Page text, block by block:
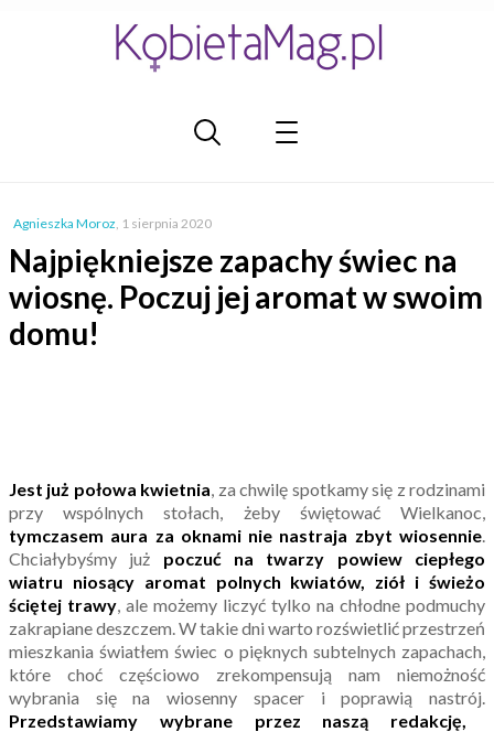
Agnieszka Moroz, 1 sierpnia 2020
Najpiękniejsze zapachy świec na
wiosnę. Poczuj jej aromat w swoim
domu!
Jest już połowa kwietnia, za chwilę spotkamy się z rodzinami
przy wspólnych stołach, żeby świętować Wielkanoc,
tymczasem aura za oknami nie nastraja zbyt wiosennie.
Chciałybyśmy już poczuć na twarzy powiew ciepłego
wiatru niosący aromat polnych kwiatów, ziół i świeżo
ściętej trawy, ale możemy liczyć tylko na chłodne podmuchy
zakrapiane deszczem. W takie dni warto rozświetlić przestrzeń
mieszkania światłem świec o pięknych subtelnych zapachach,
które choć częściowo zrekompensują nam niemożność
wybrania się na wiosenny spacer i poprawią nastrój.
Przedstawiamy wybrane przez naszą redakcję,